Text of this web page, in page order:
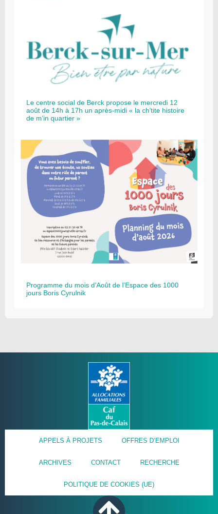
Le centre social de Berck propose le mercredi 12
août de 14h à 17h un après-midi « la ch’tite histoire
de m’in quartier »
Programme du mois d’Août de l’Espace des 1000
jours Boris Cyrulnik
APPELS À PROJETS OFFRES D’EMPLOI
ARCHIVES CONTACT RECHERCHE
POLITIQUE DE COOKIES (UE)